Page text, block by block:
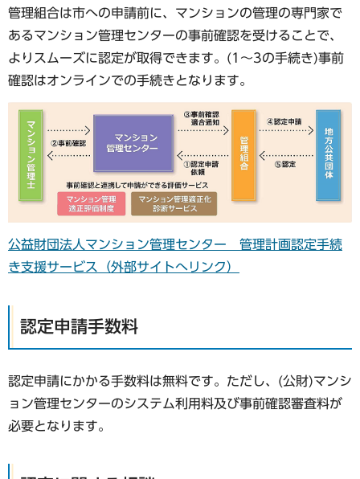
管理組合は市への申請前に、マンションの管理の専門家で
あるマンション管理センターの事前確認を受けることで、
よりスムーズに認定が取得できます。(1～3の手続き)事前
確認はオンラインでの手続きとなります。
公益財団法人マンション管理センター 管理計画認定手続
き支援サービス（外部サイトへリンク）
認定申請手数料
認定申請にかかる手数料は無料です。ただし、(公財)マンシ
ョン管理センターのシステム利用料及び事前確認審査料が
必要となります。